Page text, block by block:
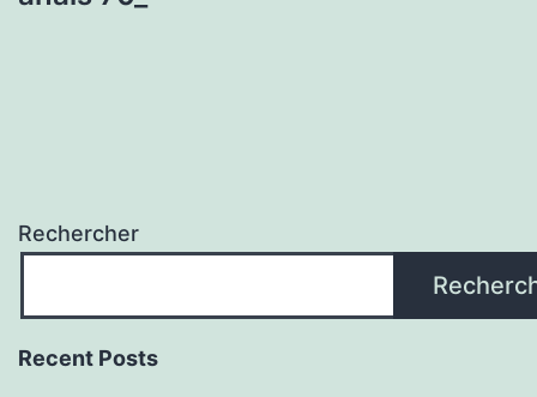
Rechercher
Recent Posts